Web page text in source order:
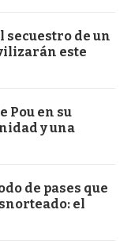
secuestro de un
este
Pou en su
y una
de pases que
el